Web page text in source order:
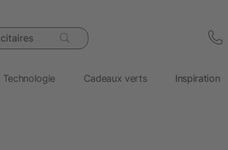
Technologie Cadeaux verts Inspiration